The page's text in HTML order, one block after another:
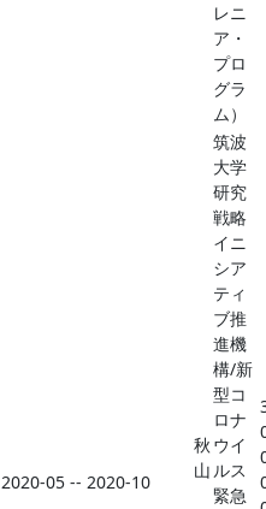
レニ
ア・
プロ
グラ
ム）
2020-05 -- 2020-10
秋
山
筑波
大学
研究
戦略
イニ
シア
ティ
ブ推
進機
構/新
型コ
ロナ
ウイ
ルス
緊急